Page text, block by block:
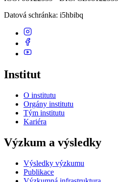
Datová schránka: i5hbibq
Institut
O institutu
Orgány institutu
Tým institutu
Kariéra
Výzkum a výsledky
Výsledky výzkumu
Publikace